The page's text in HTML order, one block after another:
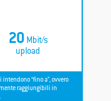
20 Mbit/s
upload
“fino a”, ovvero
raggiungibili in